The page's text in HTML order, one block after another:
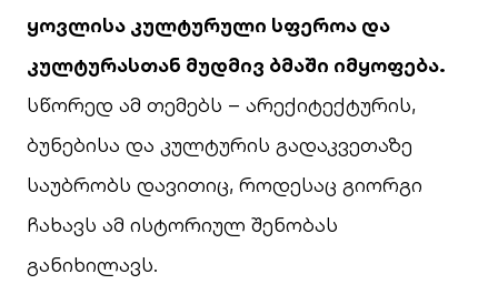
ყოვლისა კულტურული სფეროა და
კულტურასთან მუდმივ ბმაში იმყოფება.
სწორედ ამ თემებს – არექიტექტურის,
ბუნებისა და კულტურის გადაკვეთაზე
საუბრობს დავითიც, როდესაც გიორგი
ჩახავს ამ ისტორიულ შენობას
განიხილავს.